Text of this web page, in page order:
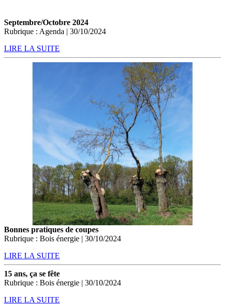
Septembre/Octobre 2024
Rubrique : Agenda | 30/10/2024
LIRE LA SUITE
Bonnes pratiques de coupes
Rubrique : Bois énergie | 30/10/2024
LIRE LA SUITE
15 ans, ça se fête
Rubrique : Bois énergie | 30/10/2024
LIRE LA SUITE